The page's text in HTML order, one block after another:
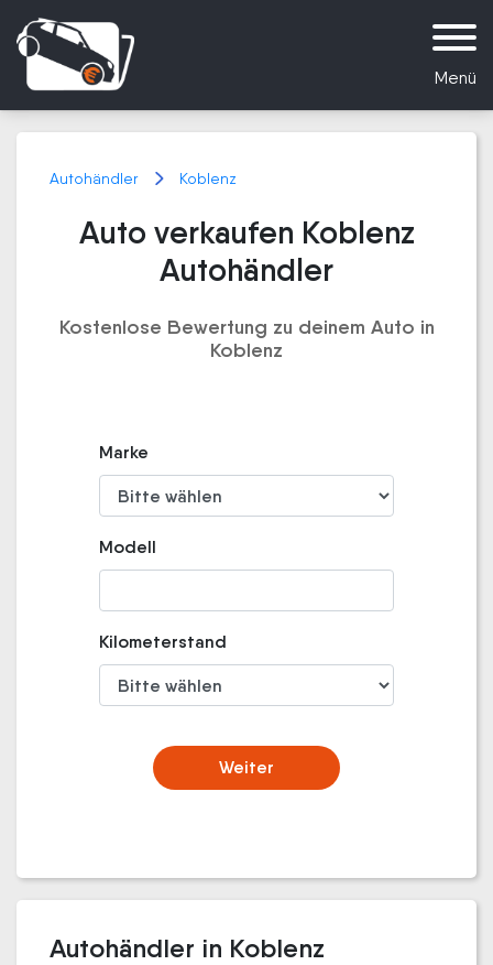
Menü
Autohändler Koblenz
Auto verkaufen Koblenz
Autohändler
Kostenlose Bewertung zu deinem Auto in
Koblenz
Marke
Modell
Kilometerstand
Weiter
Autohändler in Koblenz